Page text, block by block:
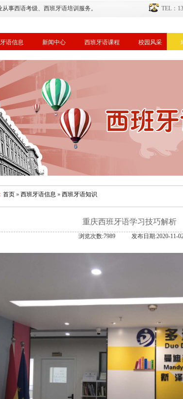
事西语考级、西班牙语培训服务。 TEL：
语信息 新闻中心 西班牙语课程 校园风采
首页 » 西班牙语信息 » 西班牙语知识
重庆西班牙语学习技巧解析
浏览次数:7989 发布日期:2020-11-